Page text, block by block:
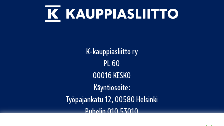
K-kauppiasliitto ry
PL 60
00016 KESKO
Käyntiosoite:
Työpajankatu 12, 00580 Helsinki
Puhelin010 53010